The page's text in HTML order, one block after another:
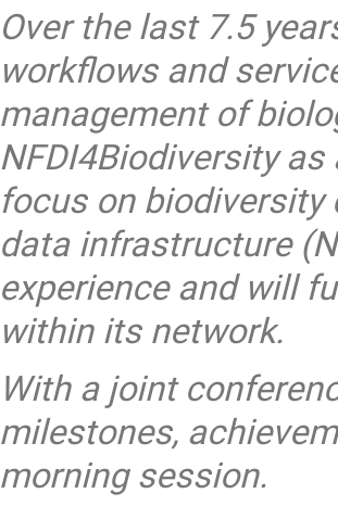
Over the last 7.5
workflows and
management of
NFDI4Biodiversity
focus on
data infrastructure
experience and will
within its network.
With a joint
milestones,
morning session.